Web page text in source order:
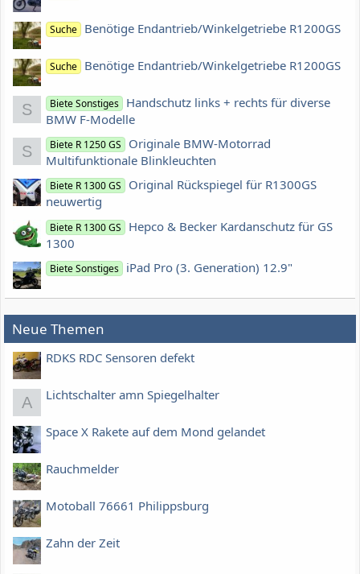
Suche Benötige Endantrieb/Winkelgetriebe R1200GS
Suche Benötige Endantrieb/Winkelgetriebe R1200GS
S Biete Sonstiges Handschutz links + rechts für diverse
BMW F-Modelle
S Biete R 1250 GS
Originale BMW-Motorrad
Multifunktionale Blinkleuchten
Biete R 1300 GS
Original Rückspiegel für R1300GS
neuwertig
Biete R 1300 GS
Hepco & Becker Kardanschutz für GS
1300
Biete Sonstiges iPad Pro (3. Generation) 12.9"
Neue Themen
RDKS RDC Sensoren defekt
A Lichtschalter amn Spiegelhalter
Space X Rakete auf dem Mond gelandet
Rauchmelder
Motoball 76661 Philippsburg
Zahn der Zeit